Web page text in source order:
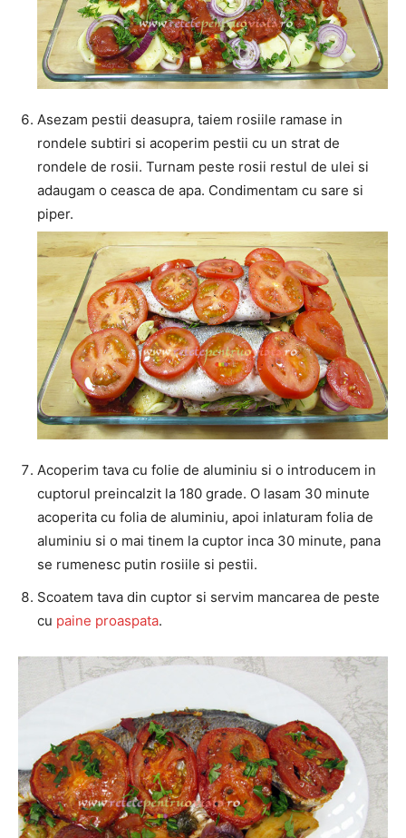
Asezam pestii deasupra, taiem rosiile ramase in
rondele subtiri si acoperim pestii cu un strat de
rondele de rosii. Turnam peste rosii restul de ulei si
adaugam o ceasca de apa. Condimentam cu sare si
piper.
Acoperim tava cu folie de aluminiu si o introducem in
cuptorul preincalzit la 180 grade. O lasam 30 minute
acoperita cu folia de aluminiu, apoi inlaturam folia de
aluminiu si o mai tinem la cuptor inca 30 minute, pana
se rumenesc putin rosiile si pestii.
Scoatem tava din cuptor si servim mancarea de peste
cu paine proaspata.